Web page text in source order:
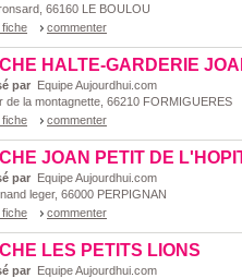
66160 LE BOULOU
fiche
commenter
HALTE-GARDERIE
par Equipe Aujourdhui.com
de la montagnette, 66210 FORMIGUERES
fiche
commenter
JOAN PETIT DE
par Equipe Aujourdhui.com
leger, 66000 PERPIGNAN
fiche
commenter
LES PETITS LIONS
par Equipe Aujourdhui.com